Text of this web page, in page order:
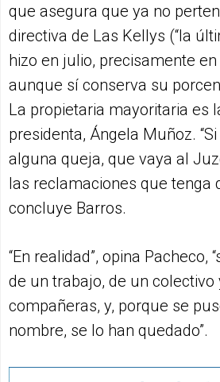
que asegura que ya no
directiva de Las Kellys (“la
hizo en julio, precisamente en
aunque sí conserva su
La propietaria mayoritaria es
presidenta, Ángela Muñoz.
alguna queja, que vaya al
las reclamaciones que tenga
concluye Barros.
“En realidad”, opina Pacheco,
de un trabajo, de un colectivo
compañeras, y, porque se
nombre, se lo han quedado”.